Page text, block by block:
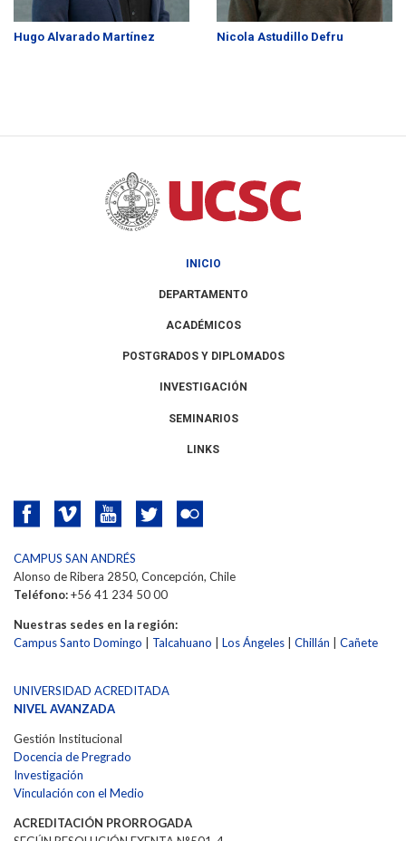
Hugo Alvarado Martínez Nicola Astudillo Defru
INICIO
DEPARTAMENTO
ACADÉMICOS
POSTGRADOS Y DIPLOMADOS
INVESTIGACIÓN
SEMINARIOS
LINKS
CAMPUS SAN ANDRÉS
Alonso de Ribera 2850, Concepción, Chile
Teléfono:+56 41 234 50 00
Nuestras sedes en la región:
Campus Santo Domingo
Talcahuano Los Ángeles Chillán Cañete
UNIVERSIDAD ACREDITADA
NIVEL AVANZADA
Gestión Institucional
Docencia de Pregrado
Investigación
Vinculación con el Medio
ACREDITACIÓN PRORROGADA